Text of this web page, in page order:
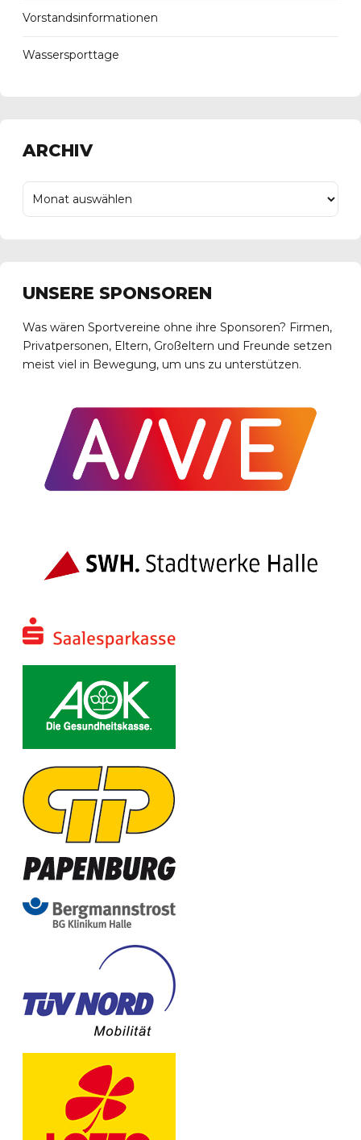
Vorstandsinformationen
Wassersporttage
ARCHIV
UNSERE SPONSOREN
Was wären Sportvereine ohne ihre Sponsoren? Firmen,
Privatpersonen, Eltern, Großeltern und Freunde setzen
meist viel in Bewegung, um uns zu unterstützen.